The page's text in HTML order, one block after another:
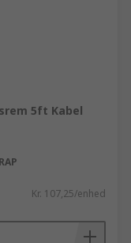
5ft Kabel
Kr. 107,25/enhed